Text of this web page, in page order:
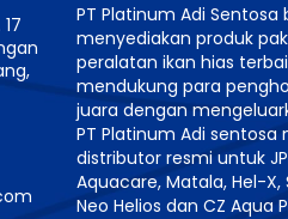
PT Platinum Adi
menyediakan produk
peralatan ikan hias
mendukung para
juara dengan
PT Platinum Adi
distributor resmi untuk
Aquacare, Matala, Hel-
Neo Helios dan CZ Aqua